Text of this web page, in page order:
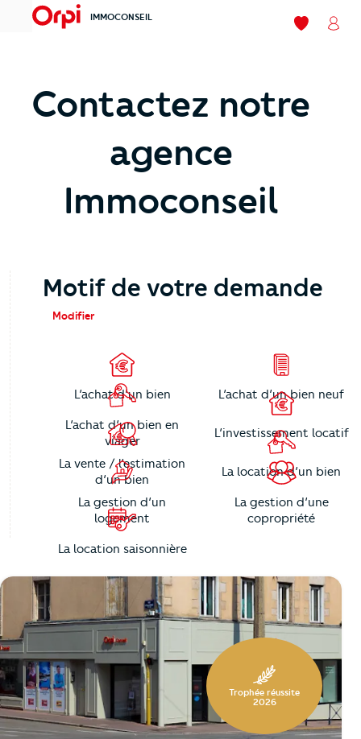
menu IMMOCONSEIL
Mes favoris
Contactez notre
agence
Immoconseil
Motif de votre demande
Modifier
L’achat d’un bien L’achat d’un bien neuf
L’achat d’un bien en
viager
L’investissement locatif
La vente / l’estimation
d’un bien
La location d’un bien
La gestion d’un
logement
La gestion d’une
copropriété
La location saisonnière
https://cutjhqvjma.cloudimg.io/_prod_/telemaque/
Trophée réussite
2026